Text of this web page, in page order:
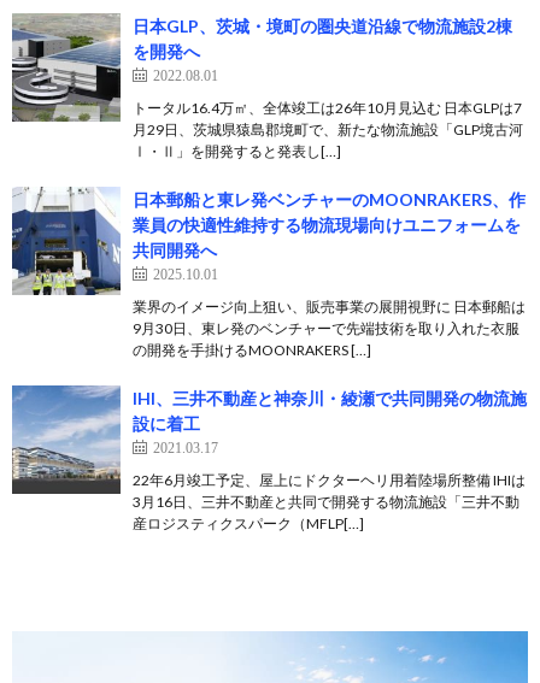
日本GLP、茨城・境町の圏央道沿線で物流施設2棟
を開発へ
2022.08.01
トータル16.4万㎡、全体竣工は26年10月見込む 日本GLPは7
月29日、茨城県猿島郡境町で、新たな物流施設「GLP境古河
Ⅰ・Ⅱ」を開発すると発表し[…]
日本郵船と東レ発ベンチャーのMOONRAKERS、作
業員の快適性維持する物流現場向けユニフォームを
共同開発へ
2025.10.01
業界のイメージ向上狙い、販売事業の展開視野に 日本郵船は
9月30日、東レ発のベンチャーで先端技術を取り入れた衣服
の開発を手掛けるMOONRAKERS […]
IHI、三井不動産と神奈川・綾瀬で共同開発の物流施
設に着工
2021.03.17
22年6月竣工予定、屋上にドクターヘリ用着陸場所整備 IHIは
3月16日、三井不動産と共同で開発する物流施設「三井不動
産ロジスティクスパーク（MFLP[…]